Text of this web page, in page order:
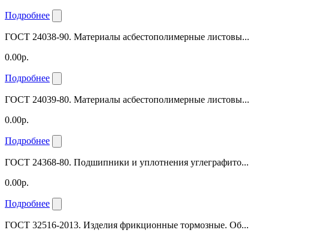
Подробнее
ГОСТ 24038-90. Материалы асбестополимерные листовы...
0.00р.
Подробнее
ГОСТ 24039-80. Материалы асбестополимерные листовы...
0.00р.
Подробнее
ГОСТ 24368-80. Подшипники и уплотнения углеграфито...
0.00р.
Подробнее
ГОСТ 32516-2013. Изделия фрикционные тормозные. Об...